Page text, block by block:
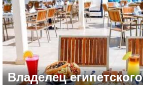
Владелец египетского